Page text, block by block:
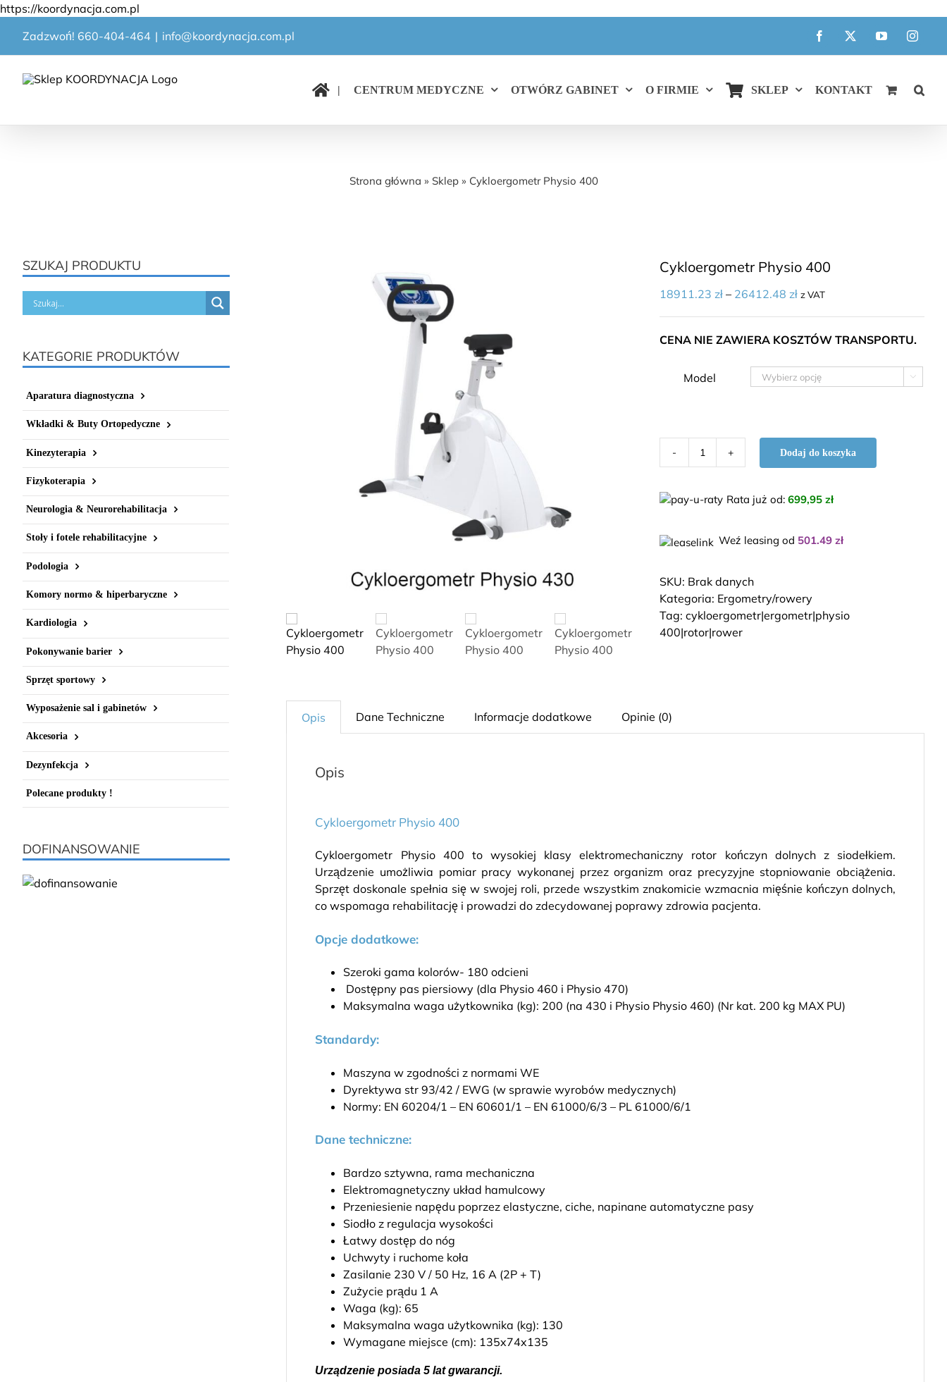
https://koordynacja.com.pl
zawartości
Zadzwoń! 660-404-464 | info@koordynacja.com.pl Facebook
X YouTube
| CENTRUM MEDYCZNE OTWÓRZ GABINET O FIRMIE SKLEP KONTAKT
Strona główna » Sklep» Cykloergometr Physio 400
Cykloergometr Physio 400
18911.23zł – 26412.48zł z VAT
CENA NIE ZAWIERA KOSZTÓW TRANSPORTU.
Model 
ilość
Physio
400
Dodaj do koszyka
Rata już od:699,95 zł
Weź leasing od 501.49zł
SKU: Brak danych
Kategoria: Ergometry/rowery
Tag:cykloergometr|ergometr|physio
400|rotor|rower
Opis Dane Techniczne Informacje dodatkowe Opinie (0)
Opis
Cykloergometr Physio 400
Cykloergometr Physio 400 to wysokiej klasy elektromechaniczny rotor kończyn dolnych z siodełkiem.
Urządzenie umożliwia pomiar pracy wykonanej przez organizm oraz precyzyjne stopniowanie obciążenia.
Sprzęt doskonale spełnia się w swojej roli, przede wszystkim znakomicie wzmacnia mięśnie kończyn dolnych,
co wspomaga rehabilitację i prowadzi do zdecydowanej poprawy zdrowia pacjenta.
Opcje dodatkowe:
Szeroki gama kolorów- 180 odcieni
Dostępny pas piersiowy (dla Physio 460 i Physio 470)
Maksymalna waga użytkownika (kg): 200 (na 430 i Physio Physio 460) (Nr kat. 200 kg MAX PU)
Standardy:
Maszyna w zgodności z normami WE
Dyrektywa str 93/42 / EWG (w sprawie wyrobów medycznych)
Normy: EN 60204/1 – EN 60601/1 – EN 61000/6/3 – PL 61000/6/1
Dane techniczne:
Bardzo sztywna, rama mechaniczna
Elektromagnetyczny układ hamulcowy
Przeniesienie napędu poprzez elastyczne, ciche, napinane automatyczne pasy
Siodło z regulacja wysokości
Łatwy dostęp do nóg
Uchwyty i ruchome koła
Zasilanie 230 V / 50 Hz, 16 A (2P + T)
Zużycie prądu 1 A
Waga (kg): 65
Maksymalna waga użytkownika (kg): 130
Wymagane miejsce (cm): 135x74x135
Urządzenie posiada 5 lat gwarancji.
SZUKAJ PRODUKTU
KATEGORIE PRODUKTÓW
Aparatura diagnostyczna
Wkładki & Buty Ortopedyczne
Kinezyterapia
Fizykoterapia
Neurologia & Neurorehabilitacja
Stoły i fotele rehabilitacyjne
Podologia
Komory normo & hiperbaryczne
Kardiologia
Pokonywanie barier
Sprzęt sportowy
Wyposażenie sal i gabinetów
Akcesoria
Dezynfekcja
Polecane produkty !
DOFINANSOWANIE